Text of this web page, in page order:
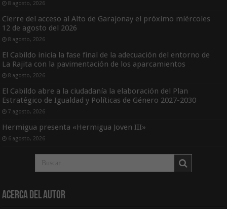
8 agosto, 2026
Cierre del acceso al Alto de Garajonay el próximo miércoles
12 de agosto del 2026
8 agosto, 2026
El Cabildo inicia la fase final de la adecuación del entorno de
La Rajita con la pavimentación de los aparcamientos
8 agosto, 2026
El Cabildo abre a la ciudadanía la elaboración del Plan
Estratégico de Igualdad y Políticas de Género 2027-2030
7 agosto, 2026
Hermigua presenta «Hermigua Joven III»
6 agosto, 2026
Acerca del Autor